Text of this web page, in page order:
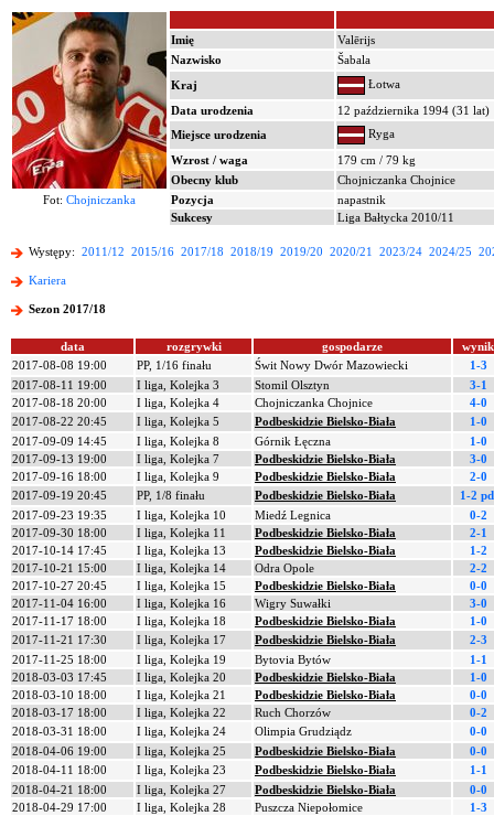
Imię
Valērijs
Nazwisko
Šabala
Kraj
Łotwa
Data urodzenia
12 października 1994 (31 lat)
Miejsce urodzenia
Ryga
Wzrost / waga
179 cm / 79 kg
Obecny klub
Chojniczanka Chojnice
Fot: Chojniczanka Pozycja
napastnik
Sukcesy
Liga Bałtycka 2010/11
Występy: 2011/12 2015/16 2017/18 2018/19 2019/20 2020/21 2023/24 2024/25
Kariera
Sezon 2017/18
data rozgrywki gospodarze
wynik
2017-08-08 19:00
PP, 1/16 finału Świt Nowy Dwór Mazowiecki
1-3
2017-08-11 19:00
I liga, Kolejka 3 Stomil Olsztyn
3-1
2017-08-18 20:00
I liga, Kolejka 4 Chojniczanka Chojnice
4-0
2017-08-22 20:45
I liga, Kolejka 5 Podbeskidzie Bielsko-Biała
1-0
2017-09-09 14:45
I liga, Kolejka 8 Górnik Łęczna
1-0
2017-09-13 19:00
I liga, Kolejka 7 Podbeskidzie Bielsko-Biała
3-0
2017-09-16 18:00
I liga, Kolejka 9 Podbeskidzie Bielsko-Biała
2-0
2017-09-19 20:45
PP, 1/8 finału Podbeskidzie Bielsko-Biała
1-2
2017-09-23 19:35
I liga, Kolejka 10 Miedź Legnica
0-2
2017-09-30 18:00
I liga, Kolejka 11 Podbeskidzie Bielsko-Biała
2-1
2017-10-14 17:45
I liga, Kolejka 13 Podbeskidzie Bielsko-Biała
1-2
2017-10-21 15:00
I liga, Kolejka 14 Odra Opole
2-2
2017-10-27 20:45
I liga, Kolejka 15 Podbeskidzie Bielsko-Biała
0-0
2017-11-04 16:00
I liga, Kolejka 16 Wigry Suwałki
3-0
2017-11-17 18:00
I liga, Kolejka 18 Podbeskidzie Bielsko-Biała
1-0
2017-11-21 17:30
I liga, Kolejka 17 Podbeskidzie Bielsko-Biała
2-3
2017-11-25 18:00
I liga, Kolejka 19 Bytovia Bytów
1-1
2018-03-03 17:45
I liga, Kolejka 20 Podbeskidzie Bielsko-Biała
1-0
2018-03-10 18:00
I liga, Kolejka 21 Podbeskidzie Bielsko-Biała
0-0
2018-03-17 18:00
I liga, Kolejka 22 Ruch Chorzów
0-2
2018-03-31 18:00
I liga, Kolejka 24 Olimpia Grudziądz
0-0
2018-04-06 19:00
I liga, Kolejka 25 Podbeskidzie Bielsko-Biała
0-0
2018-04-11 18:00
I liga, Kolejka 23 Podbeskidzie Bielsko-Biała
1-1
2018-04-21 18:00
I liga, Kolejka 27 Podbeskidzie Bielsko-Biała
0-0
2018-04-29 17:00
I liga, Kolejka 28 Puszcza Niepołomice
1-3